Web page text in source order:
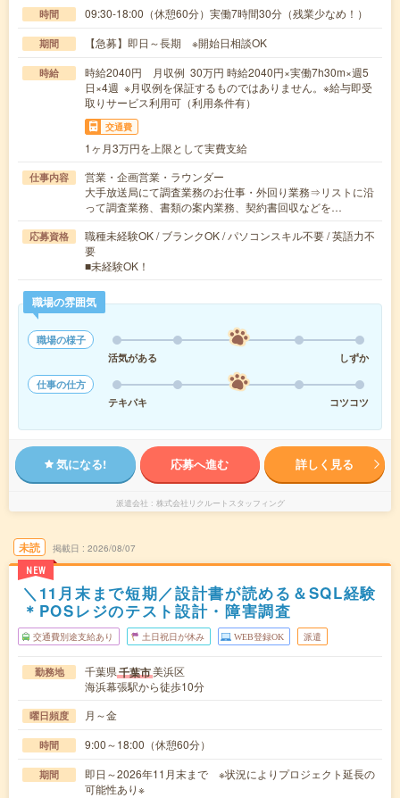
時間 09:30-18:00（休憩60分）実働7時間30分（残業少なめ！）
期間 【急募】即日～長期 ※開始日相談OK
時給
時給2040円 月収例 30万円 時給2040円×実働7h30m×週5
日×4週 ※月収例を保証するものではありません。※給与即受
取りサービス利用可（利用条件有）
交通費
1ヶ月3万円を上限として実費支給
仕事内容
営業・企画営業・ラウンダー
大手放送局にて調査業務のお仕事・外回り業務⇒リストに沿
って調査業務、書類の案内業務、契約書回収などを…
応募資格
職種未経験OK / ブランクOK / パソコンスキル不要 / 英語力不
要
■未経験OK！
職場の雰囲気
職場の様子
活気がある
しずか
仕事の仕方
テキパキ
コツコツ
気になる! 応募へ進む 詳しく見る
派遣会社 株式会社リクルートスタッフィング
未読
NEW
掲載日 2026/08/07
＼11月末まで短期／設計書が読める＆SQL経験
＊POSレジのテスト設計・障害調査
交通費別途支給あり 土日祝日が休み WEB登録OK 派遣
勤務地 千葉県千葉市美浜区
海浜幕張駅から徒歩10分
曜日頻度 月～金
時間 9:00～18:00（休憩60分）
期間
即日～2026年11月末まで ※状況によりプロジェクト延長の
可能性あり※